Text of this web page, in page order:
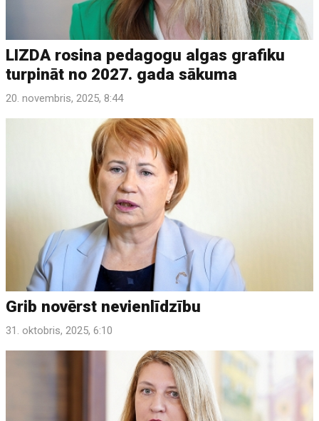
LIZDA rosina pedagogu algas grafiku
turpināt no 2027. gada sākuma
20. novembris, 2025, 8:44
Grib novērst nevienlīdzību
31. oktobris, 2025, 6:10